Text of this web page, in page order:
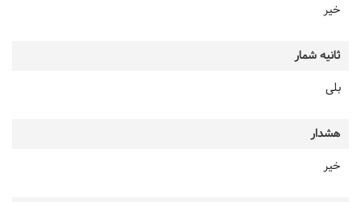
خیر
ثانیه شمار
بلی
هشدار
خیر